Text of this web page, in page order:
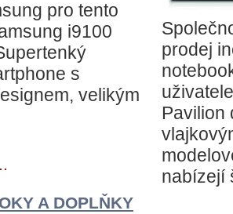
pro tento
i9100
s
velikým
A DOPLŇKY
prodej
Pavilion
nabízejí